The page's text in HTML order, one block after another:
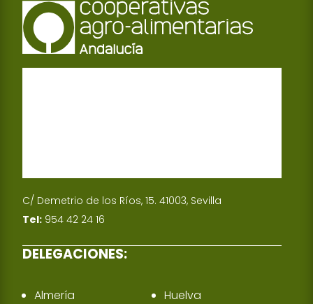
C/ Demetrio de los Ríos, 15. 41003, Sevilla
Tel: 954 42 24 16
DELEGACIONES:
Almería
Huelva